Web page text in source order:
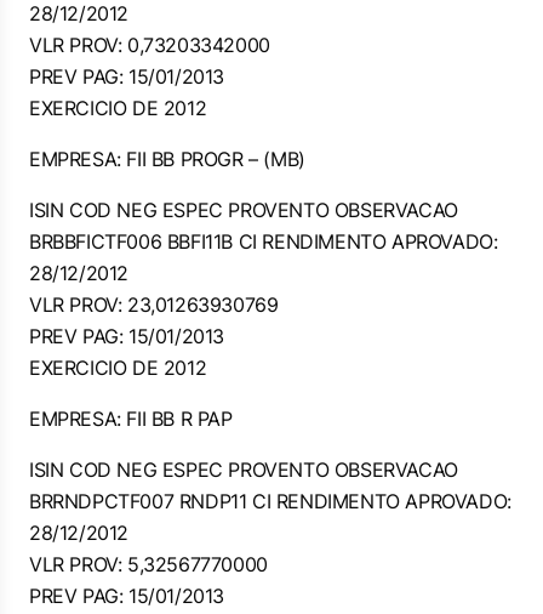
28/12/2012
VLR PROV: 0,73203342000
PREV PAG: 15/01/2013
EXERCICIO DE 2012
EMPRESA: FII BB PROGR – (MB)
ISIN COD NEG ESPEC PROVENTO OBSERVACAO
BRBBFICTF006 BBFI11B CI RENDIMENTO APROVADO:
28/12/2012
VLR PROV: 23,01263930769
PREV PAG: 15/01/2013
EXERCICIO DE 2012
EMPRESA: FII BB R PAP
ISIN COD NEG ESPEC PROVENTO OBSERVACAO
BRRNDPCTF007 RNDP11 CI RENDIMENTO APROVADO:
28/12/2012
VLR PROV: 5,32567770000
PREV PAG: 15/01/2013